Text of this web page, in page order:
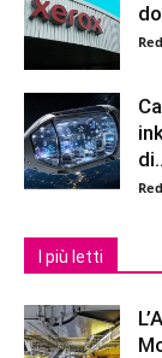
I più letti